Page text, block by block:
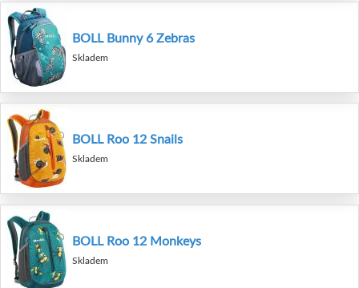
BOLL Bunny 6 Zebras
Skladem
BOLL Roo 12 Snails
Skladem
BOLL Roo 12 Monkeys
Skladem